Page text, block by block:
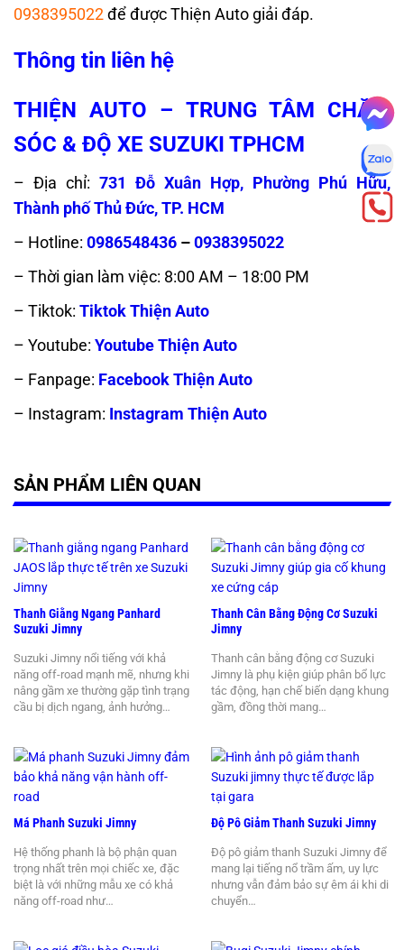
0938395022để được Thiện Auto giải đáp.
Thông tin liên hệ
THIỆN AUTO – TRUNG TÂM CHĂM
SÓC & ĐỘ XE SUZUKI TPHCM
– Địa chỉ: 731 Đỗ Xuân Hợp, Phường Phú Hữu,
Thành phố Thủ Đức, TP. HCM
– Hotline: 0986548436 –0938395022
– Thời gian làm việc: 8:00 AM – 18:00 PM
– Tiktok: Tiktok Thiện Auto
– Youtube: Youtube Thiện Auto
– Fanpage: Facebook Thiện Auto
– Instagram: Instagram Thiện Auto
SẢN PHẨM LIÊN QUAN
Thanh Giằng Ngang Panhard
Suzuki Jimny
Suzuki Jimny nổi tiếng với khả
năng off-road mạnh mẽ, nhưng khi
nâng gầm xe thường gặp tình trạng
cầu bị dịch ngang, ảnh hưởng…
Thanh Cân Bằng Động Cơ Suzuki
Jimny
Thanh cân bằng động cơ Suzuki
Jimny là phụ kiện giúp phân bổ lực
tác động, hạn chế biến dạng khung
gầm, đồng thời mang…
Má Phanh Suzuki Jimny
Hệ thống phanh là bộ phận quan
trọng nhất trên mọi chiếc xe, đặc
biệt là với những mẫu xe có khả
năng off-road như…
Độ Pô Giảm Thanh Suzuki Jimny
Độ pô giảm thanh Suzuki Jimny để
mang lại tiếng nổ trầm ấm, uy lực
nhưng vẫn đảm bảo sự êm ái khi di
chuyển…